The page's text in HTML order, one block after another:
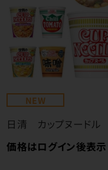
NEW
日清 カップヌードル
価格はログイン後表示